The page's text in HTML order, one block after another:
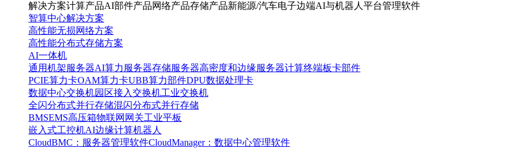
解决方案计算产品AI部件产品网络产品存储产品新能源/汽车电子边端AI与机器人 平台管理软件
智算中心解决方案
高性能无损网络方案
高性能分布式存储方案
AI一体机
通用机架服务器AI算力服务器存储服务器高密度和边缘服务器计算终端板卡部件
PCIE算力卡OAM算力卡UBB算力部件DPU数据处理卡
数据中心交换机园区接入交换机工业交换机
全闪分布式并行存储混闪分布式并行存储
BMSEMS高压箱物联网网关工业平板
嵌入式工控机AI边缘计算机器人
CloudBMC：服务器管理软件CloudManager：数据中心管理软件